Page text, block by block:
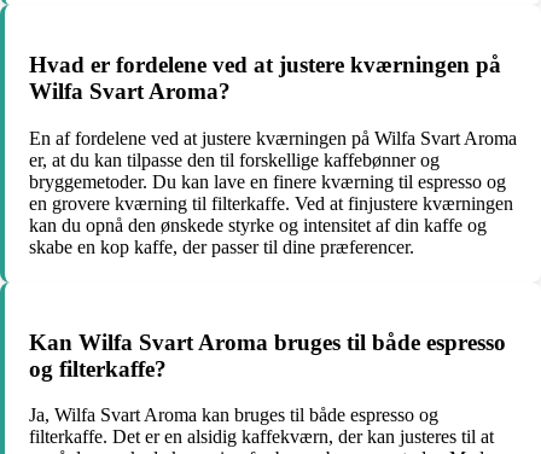
Hvad er fordelene ved at justere kværningen på
Wilfa Svart Aroma?
En af fordelene ved at justere kværningen på Wilfa Svart Aroma
er, at du kan tilpasse den til forskellige kaffebønner og
bryggemetoder. Du kan lave en finere kværning til espresso og
en grovere kværning til filterkaffe. Ved at finjustere kværningen
kan du opnå den ønskede styrke og intensitet af din kaffe og
skabe en kop kaffe, der passer til dine præferencer.
Kan Wilfa Svart Aroma bruges til både espresso
og filterkaffe?
Ja, Wilfa Svart Aroma kan bruges til både espresso og
filterkaffe. Det er en alsidig kaffekværn, der kan justeres til at